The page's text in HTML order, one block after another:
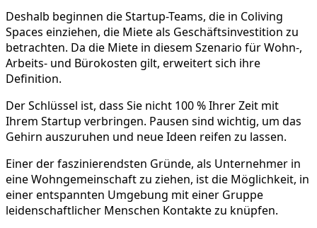
Deshalb beginnen die Startup-Teams, die in Coliving
Spaces einziehen, die Miete als Geschäftsinvestition zu
betrachten. Da die Miete in diesem Szenario für Wohn-,
Arbeits- und Bürokosten gilt, erweitert sich ihre
Definition.
Der Schlüssel ist, dass Sie nicht 100 % Ihrer Zeit mit
Ihrem Startup verbringen. Pausen sind wichtig, um das
Gehirn auszuruhen und neue Ideen reifen zu lassen.
Einer der faszinierendsten Gründe, als Unternehmer in
eine Wohngemeinschaft zu ziehen, ist die Möglichkeit, in
einer entspannten Umgebung mit einer Gruppe
leidenschaftlicher Menschen Kontakte zu knüpfen.